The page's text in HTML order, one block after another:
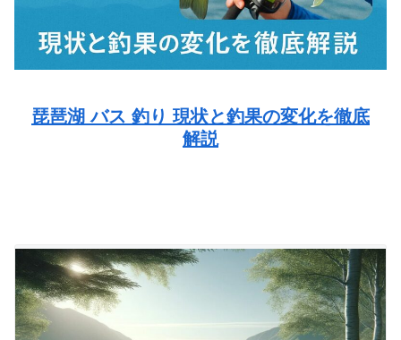
琵琶湖 バス 釣り 現状と釣果の変化を徹底
解説